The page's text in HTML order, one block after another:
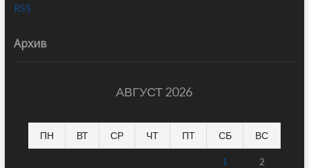
RSS
Архив
АВГУСТ 2026
ПН ВТ СР ЧТ ПТ СБ ВС
1 2